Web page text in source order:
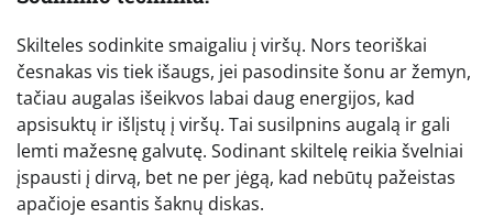
Skilteles sodinkite smaigaliu į viršų. Nors teoriškai
česnakas vis tiek išaugs, jei pasodinsite šonu ar žemyn,
tačiau augalas išeikvos labai daug energijos, kad
apsisuktų ir išlįstų į viršų. Tai susilpnins augalą ir gali
lemti mažesnę galvutę. Sodinant skiltelę reikia švelniai
įspausti į dirvą, bet ne per jėgą, kad nebūtų pažeistas
apačioje esantis šaknų diskas.